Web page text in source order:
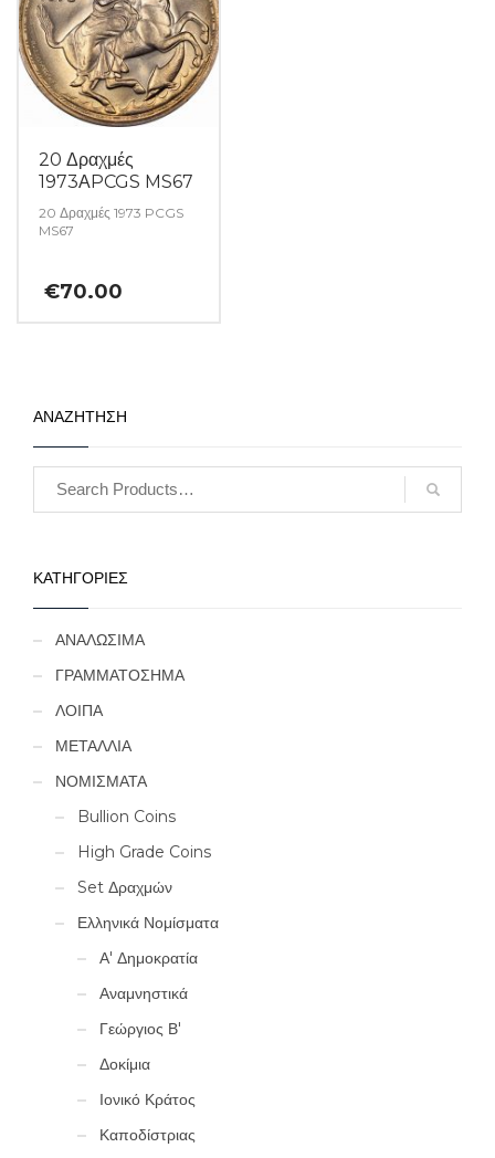
20 Δραχμές
1973ΑPCGS MS67
20 Δραχμές 1973 PCGS
MS67
€70.00
ΑΝΑΖΗΤΗΣΗ
ΚΑΤΗΓΟΡΙΕΣ
ΑΝΑΛΩΣΙΜΑ
ΓΡΑΜΜΑΤΟΣΗΜΑ
ΛΟΙΠΑ
ΜΕΤΑΛΛΙΑ
ΝΟΜΙΣΜΑΤΑ
Bullion Coins
High Grade Coins
Set Δραχμών
Ελληνικά Νομίσματα
Α' Δημοκρατία
Αναμνηστικά
Γεώργιος Β'
Δοκίμια
Ιονικό Κράτος
Καποδίστριας